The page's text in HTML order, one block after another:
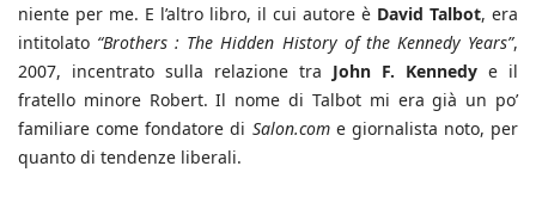
niente per me. E l’altro libro, il cui autore è David Talbot, era
intitolato “Brothers : The Hidden History of the Kennedy Years”,
2007, incentrato sulla relazione tra John F. Kennedy e il
fratello minore Robert. Il nome di Talbot mi era già un po’
familiare come fondatore di Salon.come giornalista noto, per
quanto di tendenze liberali.